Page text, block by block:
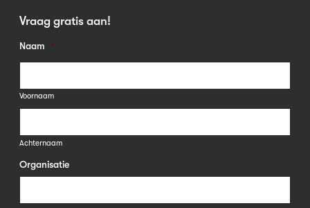
Vraag gratis aan!
Naam *
Voornaam
Achternaam
Organisatie